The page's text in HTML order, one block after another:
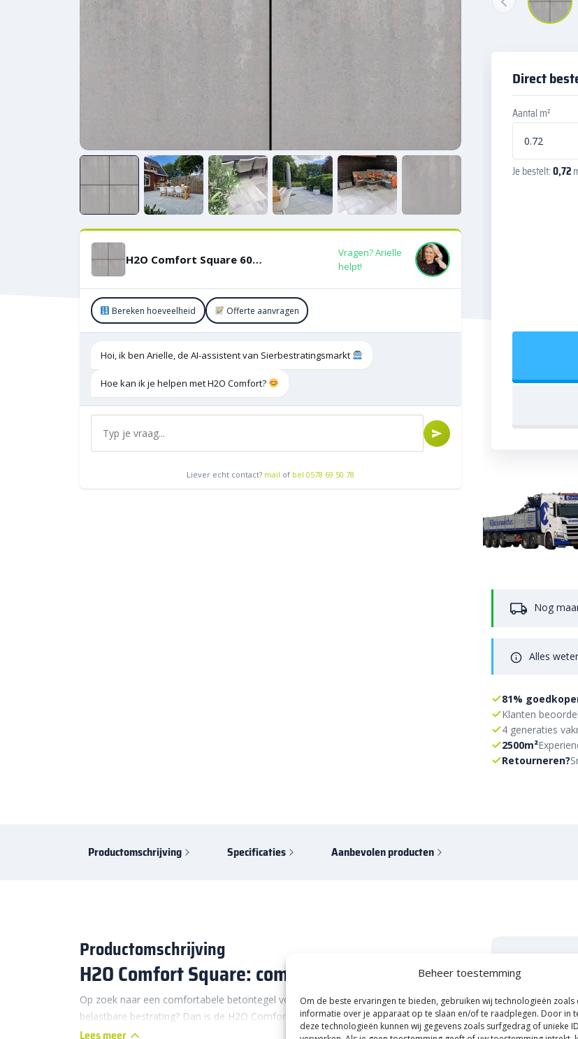
Beheer toestemming
Om de beste ervaringen te bieden, gebruiken wij technologieën zoals
informatie over je apparaat op te slaan en/of te raadplegen. Door in
deze technologieën kunnen wij gegevens zoals surfgedrag of unieke
H2O Comfort Square 60×60 tegel Concrete
Vragen? Arielle
helpt!
Bereken hoeveelheid Offerte aanvragen
Hoi, ik ben Arielle, de AI-assistent van Sierbestratingsmarkt
Hoe kan ik je helpen met H2O Comfort?
Liever echt contact? mail of bel 0578 69 50 78
Direct
Aantal m²
Je bestelt:0,72
Nog
Alles
81%
Klanten
4 generaties
2500m²
Retourneren?
Productomschrijving Specificaties Aanbevolen producten
Productomschrijving
H2O Comfort Square: comfortabele tuintegel
Op zoek naar een comfortabele betontegel voor je tuinpad, terras of andere licht
belastbare bestrating? Dan is de H2O Comfort Square 60×60 tegel Concrete de
perfecte oplossing. Het populaire 60×60 cm formaat maakt deze tegel geschikt voor
Lees meer
Start je
E-mail
Naam